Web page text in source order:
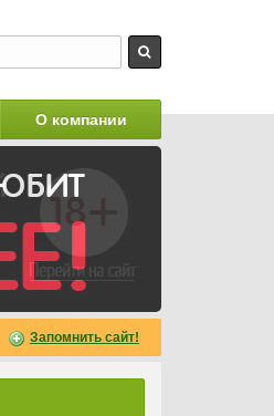
О компании
Запомнить сайт!